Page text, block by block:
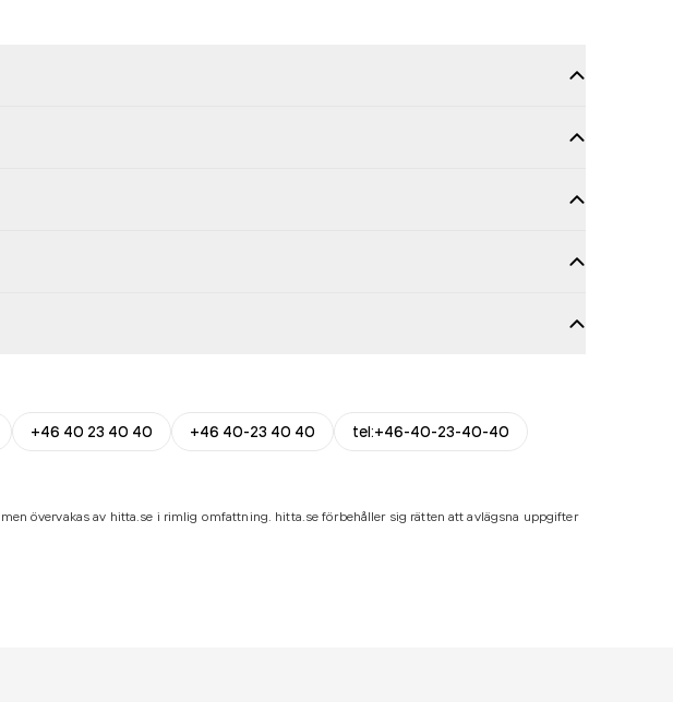
+46 40 23 40 40 +46 40-23 40 40
tel:+46-40-23-40-40
övervakas av hitta.se i rimlig omfattning. hitta.se förbehåller sig rätten att avlägsna uppgifter